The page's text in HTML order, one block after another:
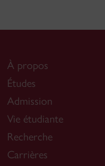
À propos
Études
Admission
Vie étudiante
Recherche
Carrières